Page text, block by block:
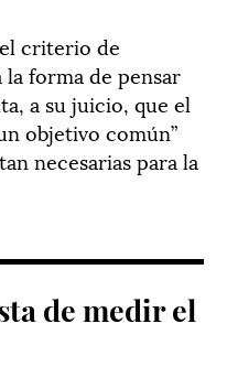
criterio de
la forma de pensar
a su juicio, que el
objetivo común”
necesarias para la
de medir el